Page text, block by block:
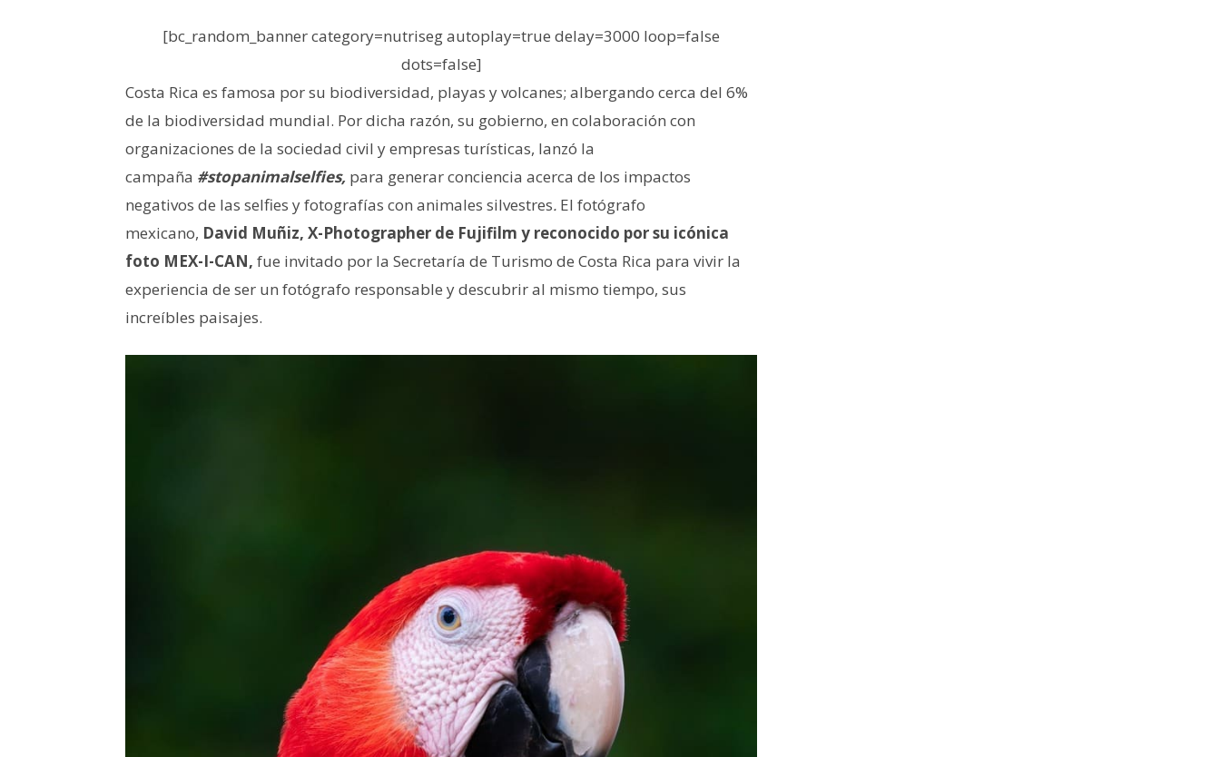
[bc_random_banner category=nutriseg autoplay=true delay=3000 loop=false
dots=false]
Costa Rica es famosa por su biodiversidad, playas y volcanes; albergando cerca del 6%
de la biodiversidad mundial. Por dicha razón, su gobierno, en colaboración con
organizaciones de la sociedad civil y empresas turísticas, lanzó la
campaña #stopanimalselfies, para generar conciencia acerca de los impactos
negativos de las selfies y fotografías con animales silvestres. El fotógrafo
mexicano, David Muñiz, X-Photographer de Fujifilm y reconocido por su icónica
foto MEX-I-CAN, fue invitado por la Secretaría de Turismo de Costa Rica para vivir la
experiencia de ser un fotógrafo responsable y descubrir al mismo tiempo, sus
increíbles paisajes.